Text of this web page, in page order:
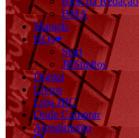
BMA
Mangás
HQs
Start
JBStudios
Digital
Livros
Loja JBC
Onde Comprar
Atendimento